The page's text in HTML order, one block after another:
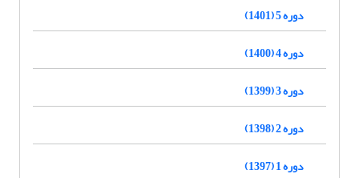
دوره 5 (1401)
دوره 4 (1400)
دوره 3 (1399)
دوره 2 (1398)
دوره 1 (1397)